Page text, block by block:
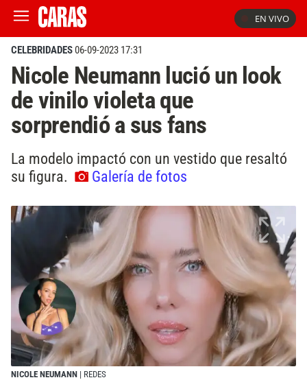
EN VIVO
CELEBRIDADES06-09-2023 17:31
Nicole Neumann lució un look
de vinilo violeta que
sorprendió a sus fans
La modelo impactó con un vestido que resaltó
su figura.
Galería de fotos
NICOLE NEUMANN | REDES